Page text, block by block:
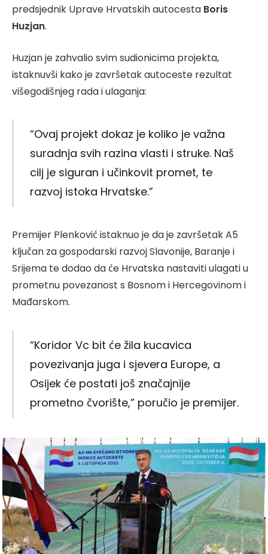
predsjednik Uprave Hrvatskih autocesta Boris
Huzjan.
Huzjan je zahvalio svim sudionicima projekta,
istaknuvši kako je završetak autoceste rezultat
višegodišnjeg rada i ulaganja:
“Ovaj projekt dokaz je koliko je važna
suradnja svih razina vlasti i struke. Naš
cilj je siguran i učinkovit promet, te
razvoj istoka Hrvatske.”
Premijer Plenković istaknuo je da je završetak A5
ključan za gospodarski razvoj Slavonije, Baranje i
Srijema te dodao da će Hrvatska nastaviti ulagati u
prometnu povezanost s Bosnom i Hercegovinom i
Mađarskom.
“Koridor Vc bit će žila kucavica
povezivanja juga i sjevera Europe, a
Osijek će postati još značajnije
prometno čvorište,” poručio je premijer.